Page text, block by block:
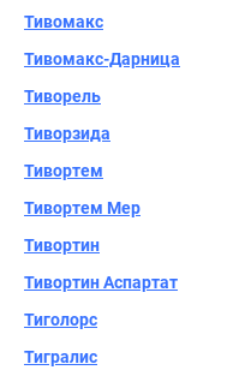
Тивомакс
Тивомакс-Дарница
Тиворель
Тиворзида
Тивортем
Тивортем Мер
Тивортин
Тивортин Аспартат
Тиголорс
Тигралис